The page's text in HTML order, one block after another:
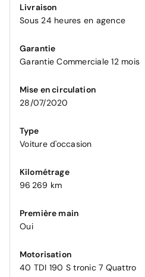
Livraison
Sous 24 heures en agence
Garantie
Garantie Commerciale 12 mois
Mise en circulation
28/07/2020
Type
Voiture d'occasion
Kilométrage
96 269 km
Première main
Oui
Motorisation
40 TDI 190 S tronic 7 Quattro